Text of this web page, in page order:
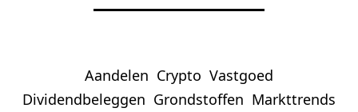
Aandelen Crypto Vastgoed
Dividendbeleggen Grondstoffen Markttrends